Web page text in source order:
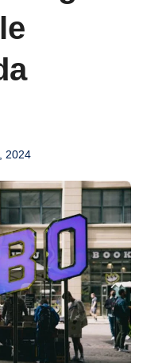
2024